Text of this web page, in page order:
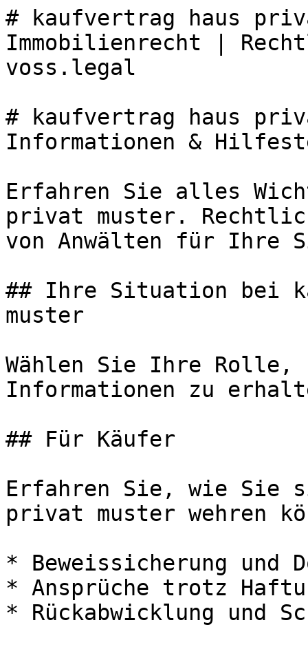
# kaufvertrag haus
Immobilienrecht |
voss.legal
# kaufvertrag haus
Informationen &
Erfahren Sie alles
privat muster.
von Anwälten für Ihre
## Ihre Situation bei
muster
Wählen Sie Ihre Rolle,
Informationen zu
## Für Käufer
Erfahren Sie, wie Sie
privat muster wehren
* Beweissicherung und
* Ansprüche trotz
* Rückabwicklung und